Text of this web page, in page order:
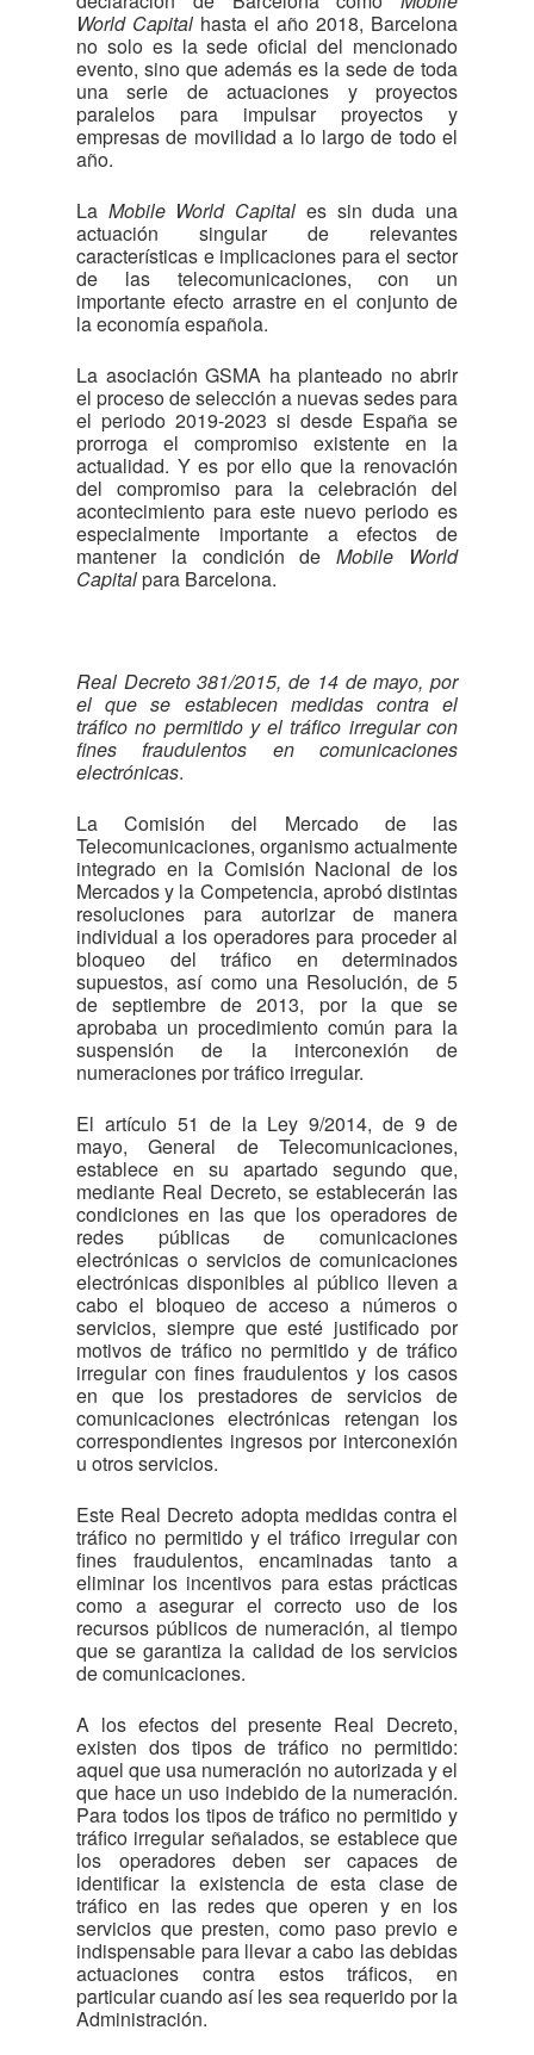
World Capital hasta el año 2018, Barcelona
no solo es la sede oficial del mencionado
evento, sino que además es la sede de toda
una serie de actuaciones y proyectos
paralelos para impulsar proyectos y
empresas de movilidad a lo largo de todo el
año.
La Mobile World Capital es sin duda una
actuación singular de relevantes
características e implicaciones para el sector
de las telecomunicaciones, con un
importante efecto arrastre en el conjunto de
la economía española.
La asociación GSMA ha planteado no abrir
el proceso de selección a nuevas sedes para
el periodo 2019-2023 si desde España se
prorroga el compromiso existente en la
actualidad. Y es por ello que la renovación
del compromiso para la celebración del
acontecimiento para este nuevo periodo es
especialmente importante a efectos de
mantener la condición deMobile World
Capitalpara Barcelona.
Real Decreto 381/2015, de 14 de mayo, por
el que se establecen medidas contra el
tráfico no permitido y el tráfico irregular con
fines fraudulentos en comunicaciones
electrónicas.
La Comisión del Mercado de las
Telecomunicaciones, organismo actualmente
integrado en la Comisión Nacional de los
Mercados y la Competencia, aprobó distintas
resoluciones para autorizar de manera
individual a los operadores para proceder al
bloqueo del tráfico en determinados
supuestos, así como una Resolución, de 5
de septiembre de 2013, por la que se
aprobaba un procedimiento común para la
suspensión de la interconexión de
numeraciones por tráfico irregular.
El artículo 51 de la Ley 9/2014, de 9 de
mayo, General de Telecomunicaciones,
establece en su apartado segundo que,
mediante Real Decreto, se establecerán las
condiciones en las que los operadores de
redes públicas de comunicaciones
electrónicas o servicios de comunicaciones
electrónicas disponibles al público lleven a
cabo el bloqueo de acceso a números o
servicios, siempre que esté justificado por
motivos de tráfico no permitido y de tráfico
irregular con fines fraudulentos y los casos
en que los prestadores de servicios de
comunicaciones electrónicas retengan los
correspondientes ingresos por interconexión
u otros servicios.
Este Real Decreto adopta medidas contra el
tráfico no permitido y el tráfico irregular con
fines fraudulentos, encaminadas tanto a
eliminar los incentivos para estas prácticas
como a asegurar el correcto uso de los
recursos públicos de numeración, al tiempo
que se garantiza la calidad de los servicios
de comunicaciones.
A los efectos del presente Real Decreto,
existen dos tipos de tráfico no permitido:
aquel que usa numeración no autorizada y el
que hace un uso indebido de la numeración.
Para todos los tipos de tráfico no permitido y
tráfico irregular señalados, se establece que
los operadores deben ser capaces de
identificar la existencia de esta clase de
tráfico en las redes que operen y en los
servicios que presten, como paso previo e
indispensable para llevar a cabo las debidas
actuaciones contra estos tráficos, en
particular cuando así les sea requerido por la
Administración.